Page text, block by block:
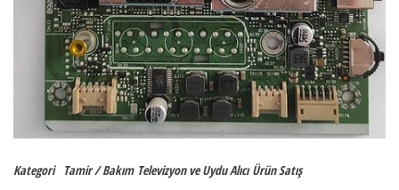
Kategori Tamir / Bakım Televizyon ve Uydu Alıcı Ürün Satış